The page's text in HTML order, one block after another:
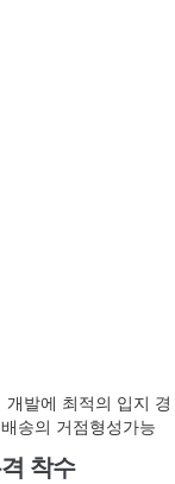
발에 최적의 입지 경
송의 거점형성가능
착수